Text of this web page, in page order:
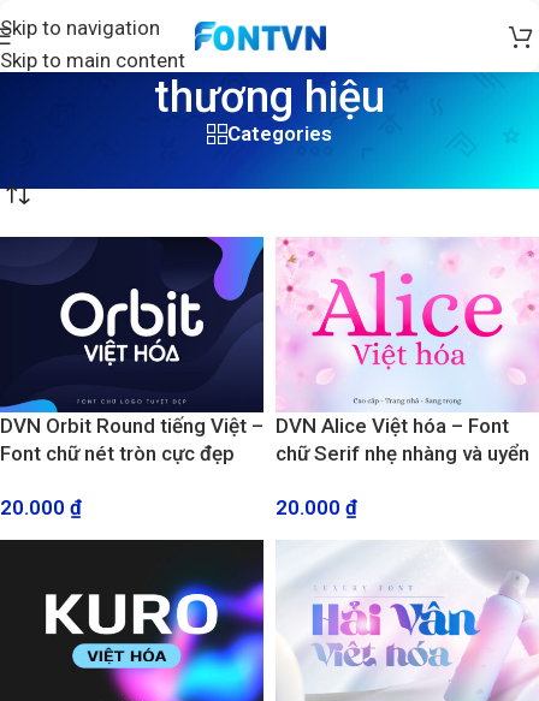
Skip to navigation
Skip to main content
thương hiệu
Categories
Trang 2
DVN Orbit Round tiếng Việt –
Font chữ nét tròn cực đẹp
20.000 ₫
DVN Alice Việt hóa – Font
chữ Serif nhẹ nhàng và uyển
20.000 ₫